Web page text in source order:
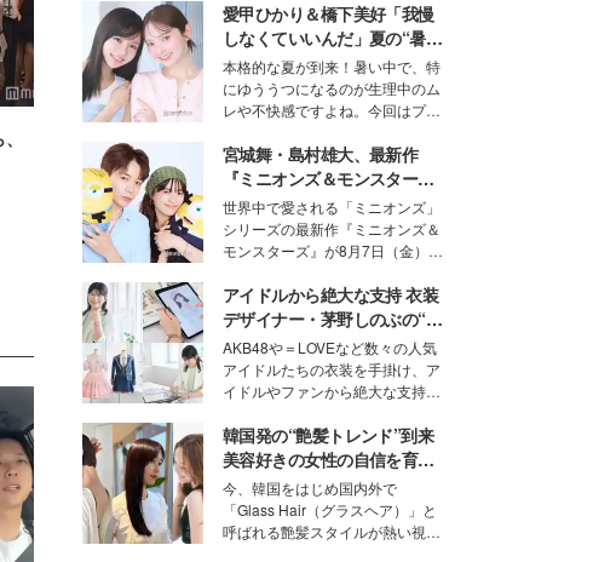
愛甲ひかり＆橋下美好「我慢
しなくていいんだ」夏の“暑さ
対策”の新しい選択肢とは？
本格的な夏が到来！暑い中で、特
にゆううつになるのが生理中のム
レや不快感ですよね。今回はプラ
モデル・愛甲ひかりさんと橋下美
好さんを迎えて本音で女子会トー
ク。猛暑のお出かけを快適に過ご
すヒントや、2人が感動した夏の
生理の新常識にも迫りました。
宮城舞・島村雄大、最新作
『ミニオンズ＆モンスター
ズ』の魅力熱弁 ハチャメチャ
だけじゃない“友情と絆”に感
動
世界中で愛される「ミニオンズ」
シリーズの最新作『ミニオンズ＆
モンスターズ』が8月7日（金）に
ニオン好き”という共通点を持つモ
デルの宮城舞と島村雄大の特別対
談をお届け！それぞれの視点か
ら、今作ならではの魅力や予想外
の感動をもたらす奥深いストーリ
ーについて熱く語り合ってもらっ
た。
アイドルから絶大な支持 衣装
デザイナー・茅野しのぶの“可
愛い”を作る美学＜「シチズン
クロスシー」インタビュー＞
AKB48や＝LOVEなど数々の人気
アイドルたちの衣装を手掛け、ア
イドルやファンから絶大な支持を
取締役兼クリエイティブディレク
ター・茅野しのぶ。一人ひとりの
個性に寄り添い、魅力を引き出す
衣装作りは、多くの女性たちに勇
気と自信を与え続けている。
韓国発の“艶髪トレンド”到来
美容好きの女性の自信を育む
「ヘアケア事情」って？
今、韓国をはじめ国内外で
「Glass Hair（グラスヘア）」と
呼ばれる艶髪スタイルが熱い視線